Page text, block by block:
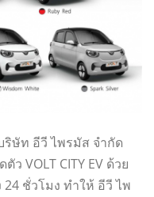
ริษัท อีวี ไพรมัส จำกัด
ว VOLT CITY EV ด้วย
ชั่วโมง ทำให้ อีวี ไพ